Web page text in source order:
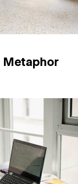
Metaphor